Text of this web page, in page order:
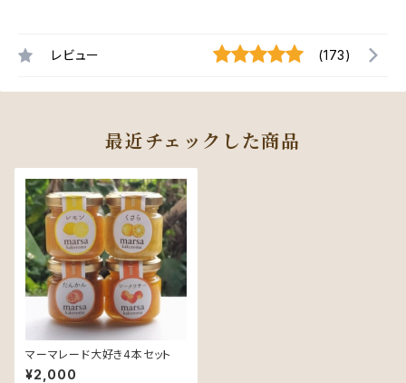
レビュー (173)
最近チェックした商品
マーマレード大好き4本セット
¥2,000